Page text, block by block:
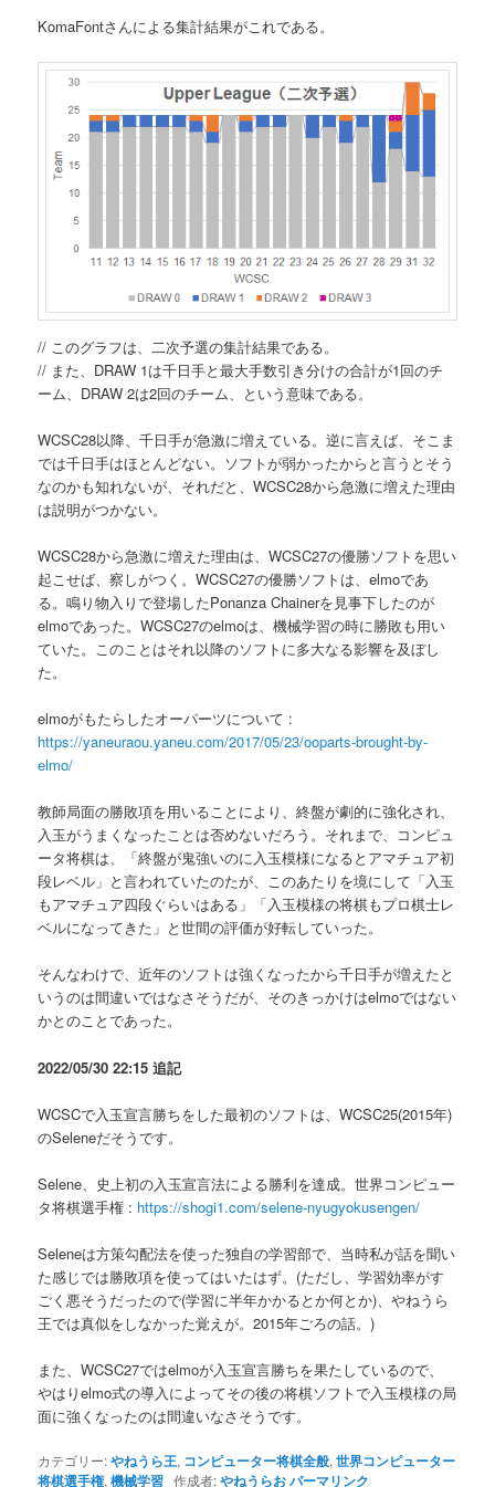
KomaFontさんによる集計結果がこれである。
// このグラフは、二次予選の集計結果である。
// また、DRAW 1は千日手と最大手数引き分けの合計が1回のチ
ーム、DRAW 2は2回のチーム、という意味である。
WCSC28以降、千日手が急激に増えている。逆に言えば、そこま
では千日手はほとんどない。ソフトが弱かったからと言うとそう
なのかも知れないが、それだと、WCSC28から急激に増えた理由
は説明がつかない。
WCSC28から急激に増えた理由は、WCSC27の優勝ソフトを思い
起こせば、察しがつく。WCSC27の優勝ソフトは、elmoであ
る。鳴り物入りで登場したPonanza Chainerを見事下したのが
elmoであった。WCSC27のelmoは、機械学習の時に勝敗も用い
ていた。このことはそれ以降のソフトに多大なる影響を及ぼし
た。
elmoがもたらしたオーパーツについて :
https://yaneuraou.yaneu.com/2017/05/23/ooparts-brought-by-
elmo/
教師局面の勝敗項を用いることにより、終盤が劇的に強化され、
入玉がうまくなったことは否めないだろう。それまで、コンピュ
ータ将棋は、「終盤が鬼強いのに入玉模様になるとアマチュア初
段レベル」と言われていたのたが、このあたりを境にして「入玉
もアマチュア四段ぐらいはある」「入玉模様の将棋もプロ棋士レ
ベルになってきた」と世間の評価が好転していった。
そんなわけで、近年のソフトは強くなったから千日手が増えたと
いうのは間違いではなさそうだが、そのきっかけはelmoではない
かとのことであった。
2022/05/30 22:15 追記
WCSCで入玉宣言勝ちをした最初のソフトは、WCSC25(2015年)
のSeleneだそうです。
Selene、史上初の入玉宣言法による勝利を達成。世界コンピュー
タ将棋選手権 : https://shogi1.com/selene-nyugyokusengen/
Seleneは方策勾配法を使った独自の学習部で、当時私が話を聞い
た感じでは勝敗項を使ってはいたはず。(ただし、学習効率がす
ごく悪そうだったので(学習に半年かかるとか何とか)、やねうら
王では真似をしなかった覚えが。2015年ごろの話。)
また、WCSC27ではelmoが入玉宣言勝ちを果たしているので、
やはりelmo式の導入によってその後の将棋ソフトで入玉模様の局
面に強くなったのは間違いなさそうです。
カテゴリー:やねうら王, コンピューター将棋全般,世界コンピューター
将棋選手権,機械学習 作成者:やねうらおパーマリンク